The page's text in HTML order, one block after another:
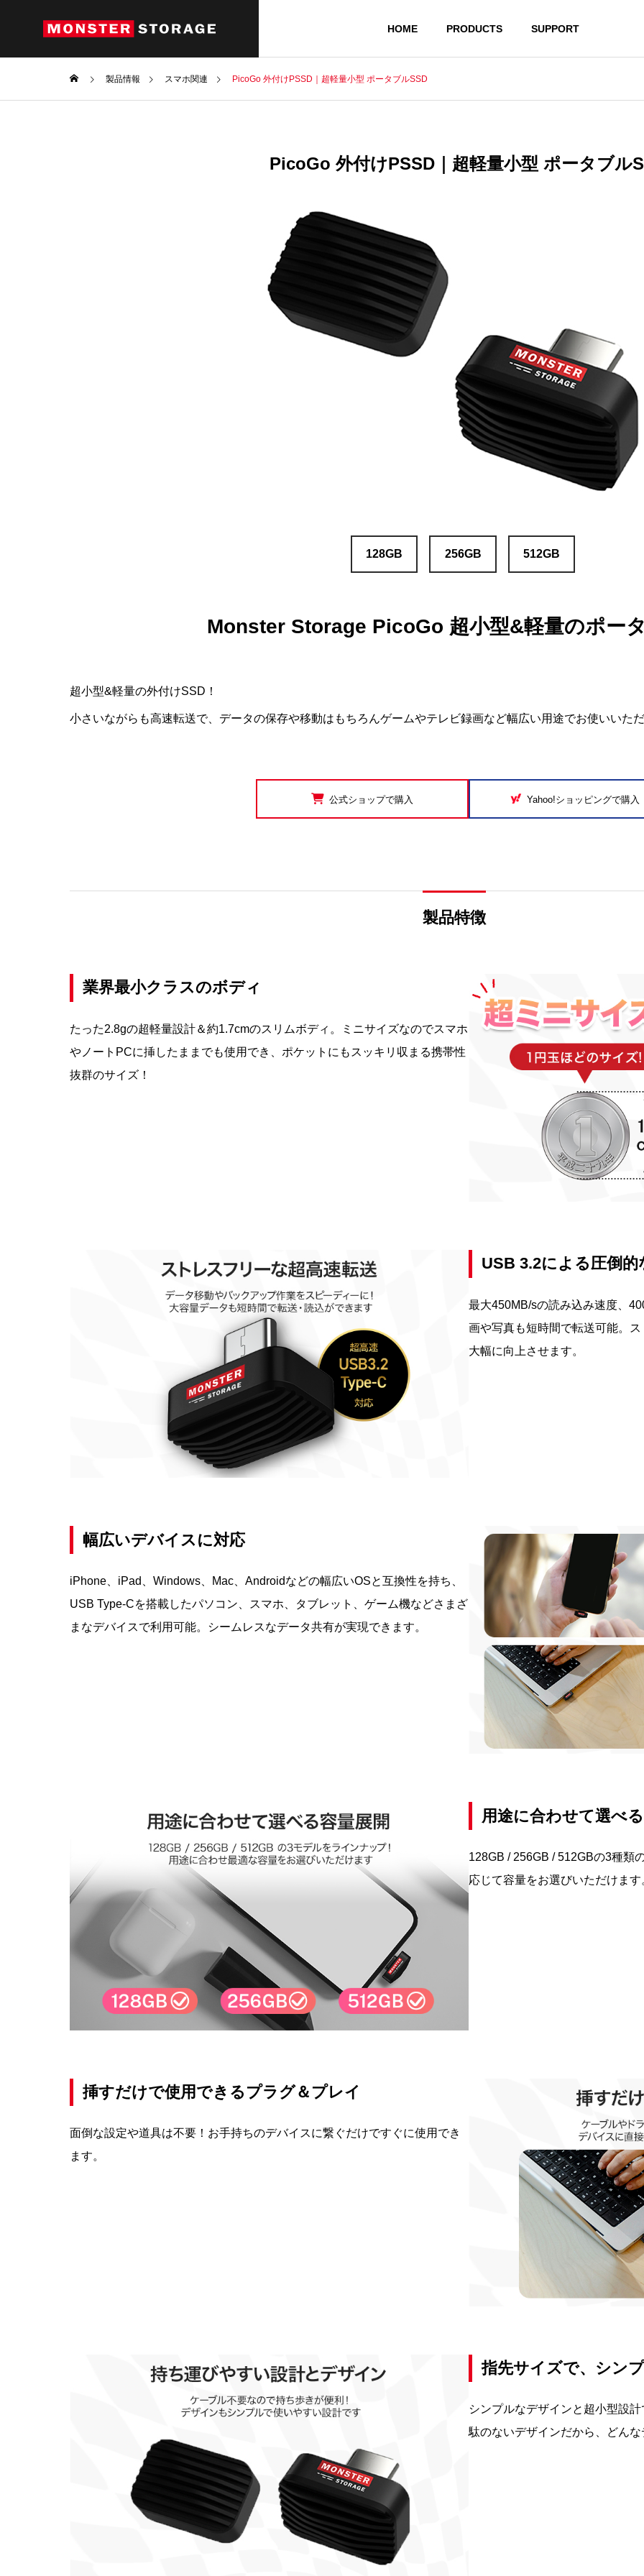
HOME PRODUCTS SUPPORT
パソコン関連 フラッシュメモリー
製品情報 スマホ関連 PicoGo 外付けPSSD｜超軽量小型 ポータブルSSD
PicoGo 外付けPSSD｜超軽量小型 ポータブル
128GB 256GB 512GB
Monster Storage PicoGo 超小型&軽量のポー
超小型&軽量の外付けSSD！
小さいながらも高速転送で、データの保存や移動はもちろんゲームやテレビ録画など幅広い用途でお使いいただ
公式ショップで購入 Yahoo!ショッピングで購入
製品特徴
業界最小クラスのボディ
たった2.8gの超軽量設計＆約1.7cmのスリムボディ。ミニサイズなのでスマホ
やノートPCに挿したままでも使用でき、ポケットにもスッキリ収まる携帯性
抜群のサイズ！
USB 3.2による圧倒
最大450MB/sの読み込み速度、
画や写真も短時間で転送可能。
大幅に向上させます。
幅広いデバイスに対応
iPhone、iPad、Windows、Mac、Androidなどの幅広いOSと互換性を持ち、
USB Type-Cを搭載したパソコン、スマホ、タブレット、ゲーム機などさまざ
まなデバイスで利用可能。シームレスなデータ共有が実現できます。
用途に合わせて選べ
128GB / 256GB / 512GBの3種類
応じて容量をお選びいただけます
挿すだけで使用できるプラグ＆プレイ
面倒な設定や道具は不要！お手持ちのデバイスに繋ぐだけですぐに使用でき
ます。
指先サイズで、シン
シンプルなデザインと超小型設
駄のないデザインだから、どんな